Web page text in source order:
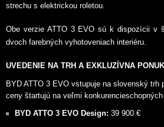
strechu s elektrickou roletou.
Obe verzie ATTO 3 EVO sú k dispozícii v
dvoch farebných vyhotoveniach interiéru.
UVEDENIE NA TRH A EXKLUZÍVNA
BYD ATTO 3 EVO vstupuje na slovenský trh
ceny štartujú na veľmi
BYD ATTO 3 EVO Design: 39 900 €